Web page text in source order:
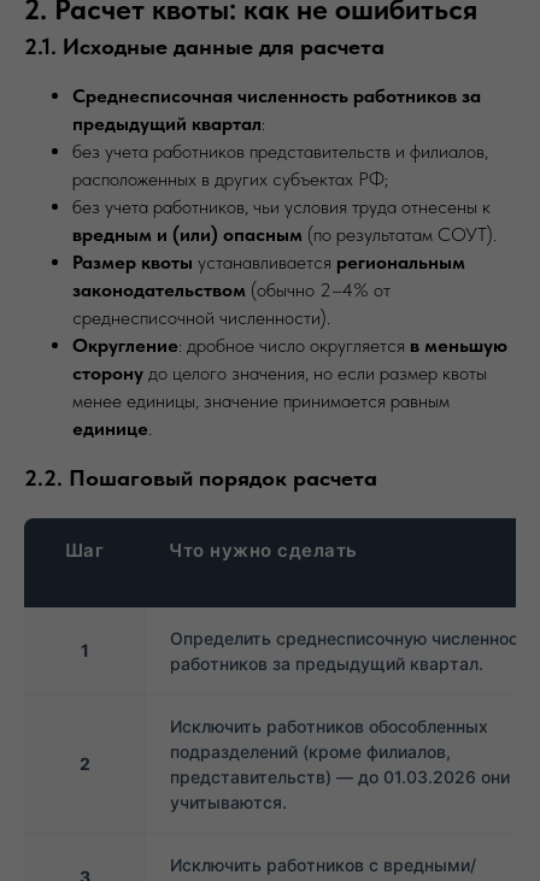
2. Расчет квоты: как не ошибиться
2.1. Исходные данные для расчета
Среднесписочная численность работников за
предыдущий квартал:
без учета работников представительств и филиалов,
расположенных в других субъектах РФ;
без учета работников, чьи условия труда отнесены к
вредным и (или) опасным (по результатам СОУТ).
Размер квоты устанавливается региональным
законодательством (обычно 2–4% от
среднесписочной численности).
Округление: дробное число округляется в меньшую
сторону до целого значения, но если размер квоты
менее единицы, значение принимается равным
единице.
2.2. Пошаговый порядок расчета
Шаг Что нужно сделать
1
Определить среднесписочную численность
работников за предыдущий квартал.
2
Исключить работников обособленных
подразделений (кроме филиалов,
представительств) — до 01.03.2026 они не
учитываются.
3
Исключить работников с вредными/